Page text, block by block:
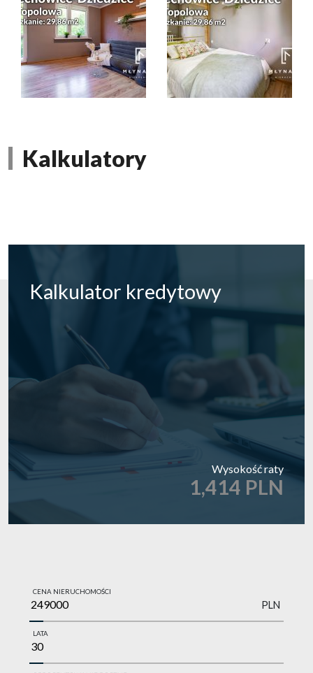
Kalkulatory
Kalkulator kredytowy
Wysokość raty
1,414 PLN
CENA NIERUCHOMOŚCI
PLN
LATA